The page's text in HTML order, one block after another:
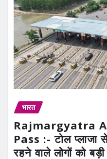
भारत
Rajmargyatra
Pass :- टोल प्लाजा
रहने वाले लोगों को